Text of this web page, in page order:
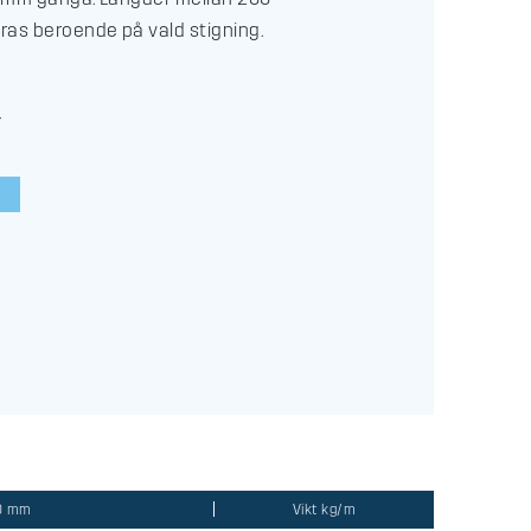
beroende på vald stigning.
mm Vikt kg/m